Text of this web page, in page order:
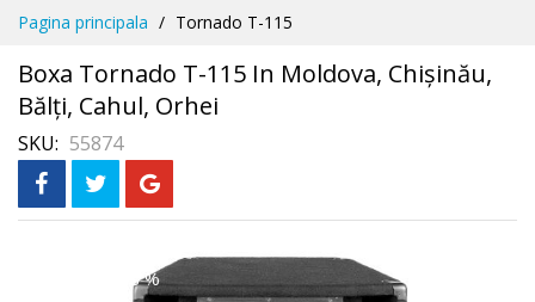
Continut
Pagina principala Tornado T-115
Boxa Tornado T-115 In Moldova, Chișinău,
Bălți, Cahul, Orhei
SKU 55874
3 месяца без %